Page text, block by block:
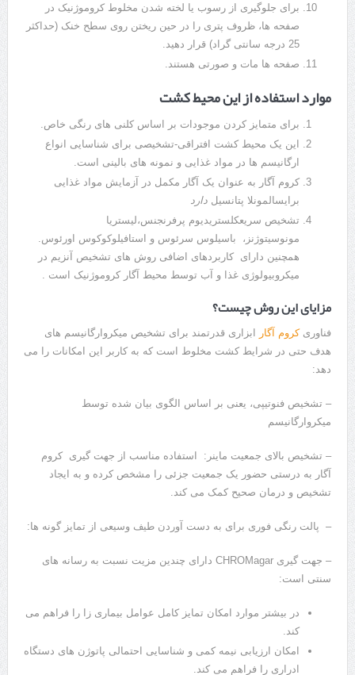
برای جلوگیری از رسوب یا لخته شدن مخلوط کروموژنیک در
صفحه ها، ظروف پتری را در حین ریختن روی سطح خنک (حداکثر
25 درجه سانتی گراد) قرار دهید.
صفحه ها مات و صورتی هستند.
موارد استفاده از این محیط کشت
برای متمایز کردن موجودات بر اساس کلنی های رنگی خاص.
این یک محیط کشت افتراقی-تشخیصی برای شناسایی انواع
ارگانیسم ها در مواد غذایی و نمونه های بالینی است.
کروم آگار به عنوان یک آگار مکمل در آزمایش مواد غذایی
برایسالمونلا پتانسیل دارد
تشخیص سریعکلستریدیوم پرفرنجنس،لیستریا
مونوسیتوژنز، باسیلوس سرئوس و استافیلوکوکوس اورئوس.
همچنین دارای کاربردهای اضافی روش ‌های تشخیص آنزیم در
میکروبیولوژی غذا و آب توسط محیط آگار کروموژنیک است .
مزایای این روش چیست؟
فناوریکروم آگار
ابزاری قدرتمند برای تشخیص میکروارگانیسم‌ های
هدف حتی در شرایط کشت مخلوط است که به کاربر این امکانات را می
‌دهد:
– تشخیص فنوتیپی، یعنی بر اساس الگوی بیان شده توسط
میکروارگانیسم
– تشخیص بالای جمعیت ماینر: استفاده مناسب از جهت گیری کروم
آگار به درستی حضور یک جمعیت جزئی را مشخص کرده و به ایجاد
تشخیص و درمان صحیح کمک می کند.
– پالت رنگی فوری برای به دست آوردن طیف وسیعی از تمایز گونه ها:
– جهت گیری CHROMagar دارای چندین مزیت نسبت به رسانه های
سنتی است:
در بیشتر موارد امکان تمایز کامل عوامل بیماری زا را فراهم می
کند.
امکان ارزیابی نیمه کمی و شناسایی احتمالی پاتوژن های دستگاه
ادراری را فراهم می کند.